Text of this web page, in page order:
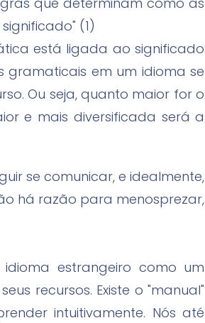
(1)
está ligada ao significado
gramaticais em um idioma se
Ou seja, quanto maior for o
e mais diversificada será a
se comunicar, e idealmente,
há razão para menosprezar,
estrangeiro como um
recursos. Existe o "manual"
intuitivamente. Nós até